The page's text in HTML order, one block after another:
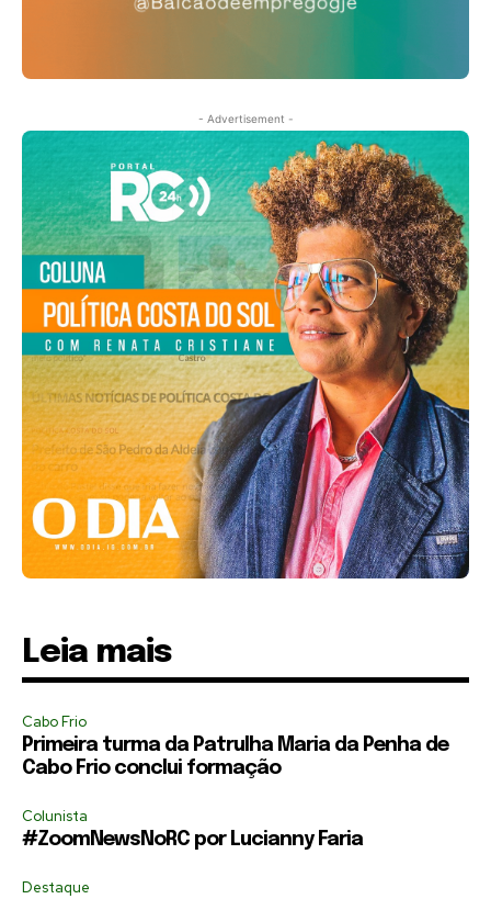
- Advertisement -
Leia mais
Cabo Frio
Primeira turma da Patrulha Maria da Penha de
Cabo Frio conclui formação
Colunista
#ZoomNewsNoRC por Lucianny Faria
Destaque